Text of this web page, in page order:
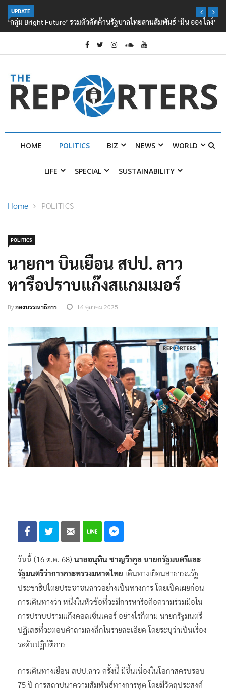
UPDATE
‘กลุ่ม Bright Future’ รวมตัวคัดค้านรัฐบาลไทยสานสัมพันธ์ ‘มิน ออง ไลง์’
HOME POLITICS BIZ NEWS WORLD
LIFE SPECIAL SUSTAINABILITY
Home POLITICS
POLITICS
นายกฯ บินเยือน สปป. ลาว
หารือปราบแก๊งสแกมเมอร์
Byกองบรรณาธิการ 16 ตุลาคม 2025
วันนี้ (16 ต.ค. 68) นายอนุทิน ชาญวีรกูล นายกรัฐมนตรีและ
รัฐมนตรีว่าการกระทรวงมหาดไทย เดินทางเยือนสาธารณรัฐ
ประชาธิปไตยประชาชนลาวอย่างเป็นทางการ โดยเปิดเผยก่อน
การเดินทางว่า หนึ่งในหัวข้อที่จะมีการหารือคือความร่วมมือใน
การปราบปรามแก๊งคอลเซ็นเตอร์ อย่างไรก็ตาม นายกรัฐมนตรี
ปฏิเสธที่จะตอบคำถามลงลึกในรายละเอียด โดยระบุว่าเป็นเรื่อง
ระดับปฏิบัติการ
การเดินทางเยือน สปป.ลาว ครั้งนี้ มีขึ้นเนื่องในโอกาสครบรอบ
75 ปี การสถาปนาความสัมพันธ์ทางการทูต โดยมีวัตถุประสงค์